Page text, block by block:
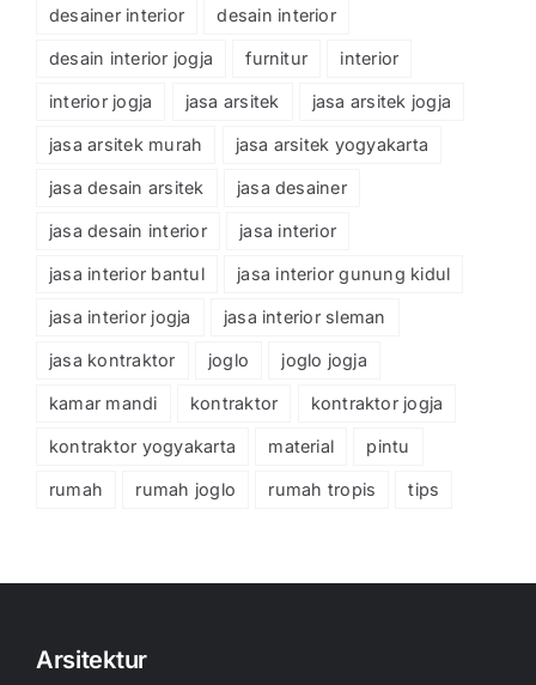
desainer interior desain interior
desain interior jogja furnitur interior
interior jogja jasa arsitek jasa arsitek jogja
jasa arsitek murah jasa arsitek yogyakarta
jasa desain arsitek jasa desainer
jasa desain interior jasa interior
jasa interior bantul jasa interior gunung kidul
jasa interior jogja jasa interior sleman
jasa kontraktor joglo joglo jogja
kamar mandi kontraktor kontraktor jogja
kontraktor yogyakarta material pintu
rumah rumah joglo rumah tropis tips
Arsitektur